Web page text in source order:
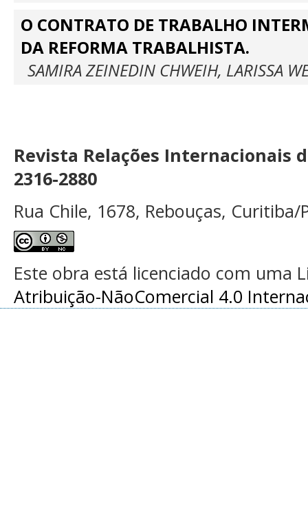
O CONTRATO DE TRABALHO
DA REFORMA TRABALHISTA.
SAMIRA ZEINEDIN CHWEIH, LARISSA
Revista Relações Internacionais
2316-2880
Rua Chile, 1678, Rebouças, Curitiba/
Este obra está licenciado com uma
Atribuição-NãoComercial 4.0